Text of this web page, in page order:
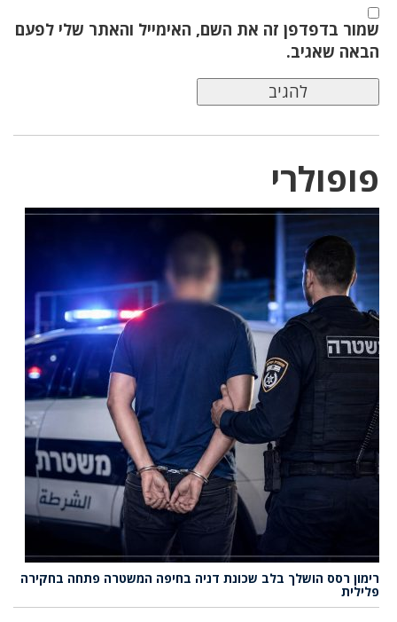
שמור בדפדפן זה את השם, האימייל והאתר שלי לפעם
הבאה שאגיב.
פופולרי
רימון רסס הושלך בלב שכונת דניה בחיפה המשטרה פתחה בחקירה
פלילית